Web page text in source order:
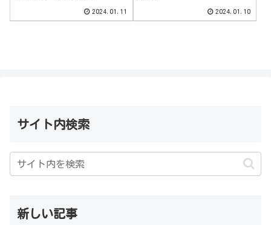
2024.01.11 2024.01.10
サイト内検索
新しい記事